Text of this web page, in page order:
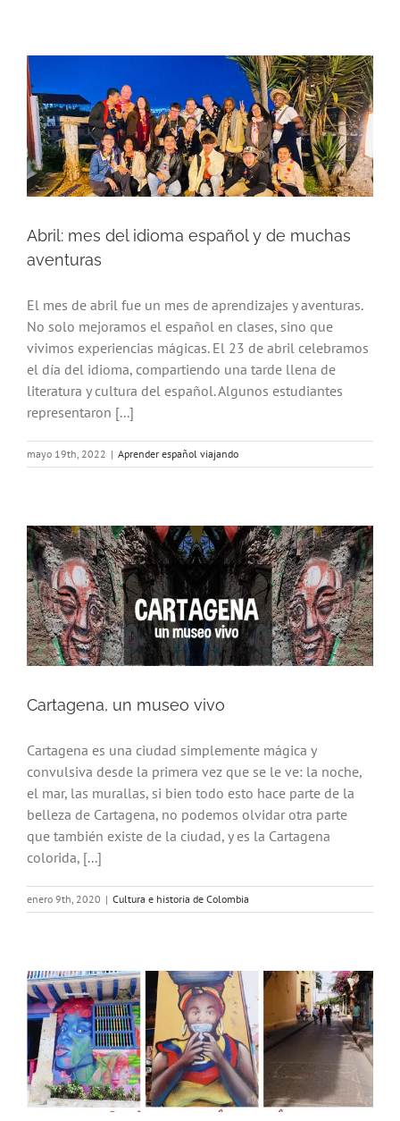
Abril: mes del idioma español y de muchas
aventuras
El mes de abril fue un mes de aprendizajes y aventuras.
No solo mejoramos el español en clases, sino que
vivimos experiencias mágicas. El 23 de abril celebramos
el día del idioma, compartiendo una tarde llena de
literatura y cultura del español. Algunos estudiantes
representaron [...]
mayo 19th, 2022 | Aprender español viajando
Cartagena, un museo vivo
Cartagena es una ciudad simplemente mágica y
convulsiva desde la primera vez que se le ve: la noche,
el mar, las murallas, si bien todo esto hace parte de la
belleza de Cartagena, no podemos olvidar otra parte
que también existe de la ciudad, y es la Cartagena
colorida, [...]
enero 9th, 2020 | Cultura e historia de Colombia